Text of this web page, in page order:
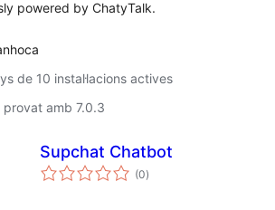
powered by ChatyTalk.
de 10 instal·lacions actives
provat amb 7.0.3
Supchat Chatbot
(0puntuacions
totals
)